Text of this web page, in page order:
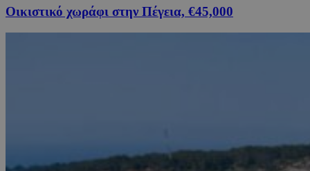
Οικιστικό χωράφι στην Πέγεια, €45,000